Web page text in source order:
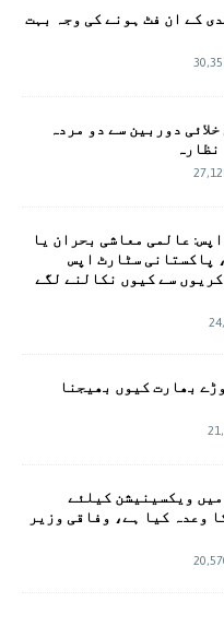
کے ان فٹ ہونے کی وجہ بہت
دوربین سے دو مردہ
عالمی معاشی بحران یا
پاکستانی سٹارٹ اپس
سے کیوں نکالنے لگے
بھارت کیوں بھیجنا
ویکسینیشن کیلئے
کا وعدہ کیا ہے، وفاقی وزیر